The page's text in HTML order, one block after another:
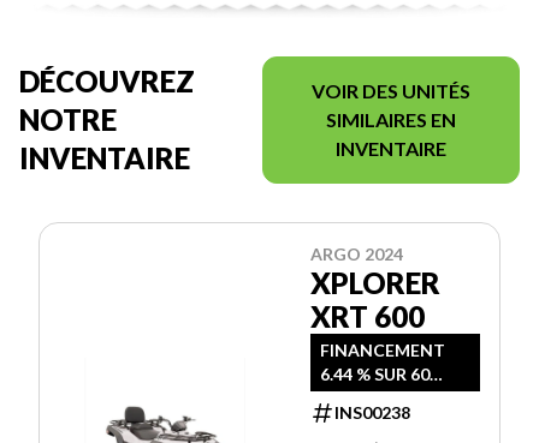
DÉCOUVREZ
NOTRE
INVENTAIRE
VOIR DES UNITÉS
SIMILAIRES EN
INVENTAIRE
ARGO 2024
XPLORER
XRT 600
FINANCEMENT
6.44 % SUR 60
MOIS JUSQU'AU
30 JUIN 2026
INS00238